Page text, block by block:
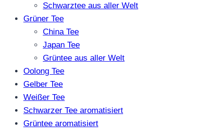
Schwarztee aus aller Welt
Grüner Tee
China Tee
Japan Tee
Grüntee aus aller Welt
Oolong Tee
Gelber Tee
Weißer Tee
Schwarzer Tee aromatisiert
Grüntee aromatisiert